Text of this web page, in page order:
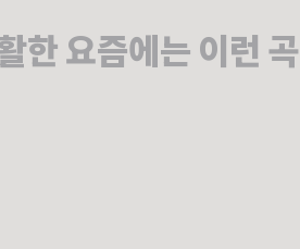
요즘에는 이런 곡